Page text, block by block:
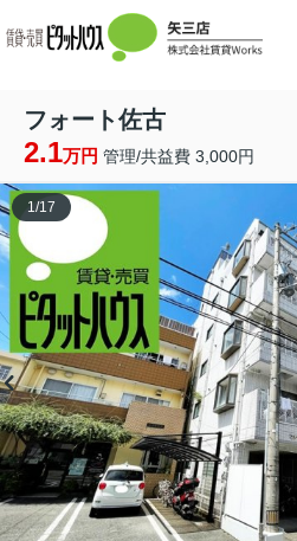
フォート佐古
2.1万円 管理/共益費 3,000円
1/17